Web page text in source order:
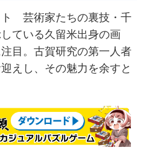
ト 芸術家たちの裏技・千
ている久留米出身の画
目。古賀研究の第一人者
えし、その魅力を余すと